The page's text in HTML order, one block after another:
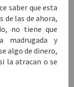
saber que esta
de las de ahora,
no tiene que
madrugada y
algo de dinero,
la atracan o se